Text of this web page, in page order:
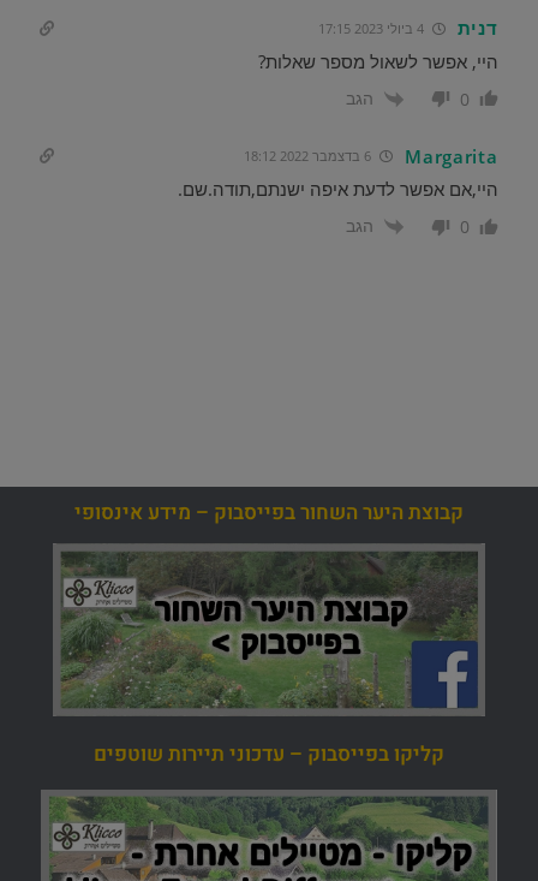
דנית 4 ביולי 2023 17:15
היי, אפשר לשאול מספר שאלות?
0 הגב
Margarita
היי,אם אפשר לדעת איפה ישנתם,תודה.שם.
0 הגב
קבוצת היער השחור בפייסבוק – מידע אינסופי
קליקו בפייסבוק – עדכוני תיירות שוטפים